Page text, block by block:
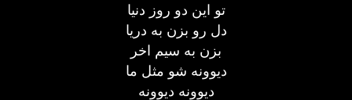
تو این دو روز دنیا
دل رو بزن به دریا
بزن به سیم اخر
دیوونه شو مثل ما
دیوونه دیوونه